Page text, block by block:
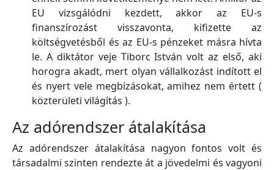
EU vizsgálódni kezdett, akkor az EU-s
finanszírozást visszavonta, kifizette az
költségvetésből és az EU-s pénzeket másra hívta
le. A diktátor veje Tiborc István volt az első, aki
horogra akadt, mert olyan vállalkozást indított el
és nyert vele megbízásokat, amihez nem értett (
közterületi világítás ).
Az adórendszer átalakítása
Az adórendszer átalakítása nagyon fontos volt és
társadalmi szinten rendezte át a jövedelmi és vagyoni